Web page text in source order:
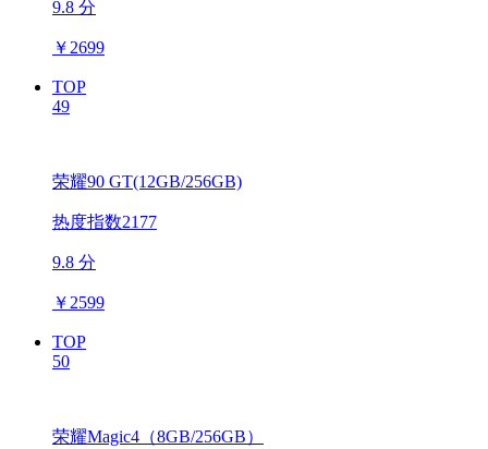
9.8 分
￥ 2699
TOP
49
荣耀90 GT(12GB/256GB)
热度指数2177
9.8 分
￥ 2599
TOP
50
荣耀Magic4（8GB/256GB）